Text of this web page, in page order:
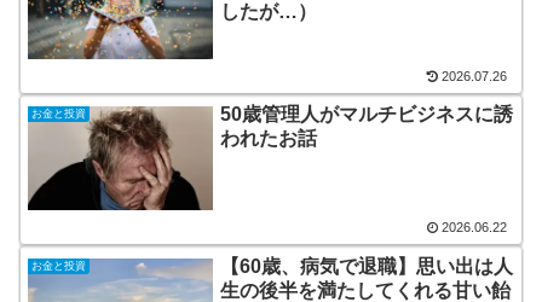
したが…）
2026.07.26
お金と投資
50歳管理人がマルチビジネスに誘
われたお話
2026.06.22
お金と投資
【60歳、病気で退職】思い出は人
生の後半を満たしてくれる甘い飴